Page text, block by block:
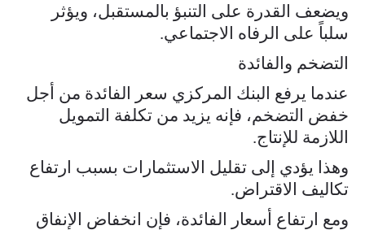
ويضعف القدرة على التنبؤ بالمستقبل، ويؤثر
سلباً على الرفاه الاجتماعي.
التضخم والفائدة
عندما يرفع البنك المركزي سعر الفائدة من أجل
خفض التضخم، فإنه يزيد من تكلفة التمويل
اللازمة للإنتاج.
وهذا يؤدي إلى تقليل الاستثمارات بسبب ارتفاع
تكاليف الاقتراض.
ومع ارتفاع أسعار الفائدة، فإن انخفاض الإنفاق